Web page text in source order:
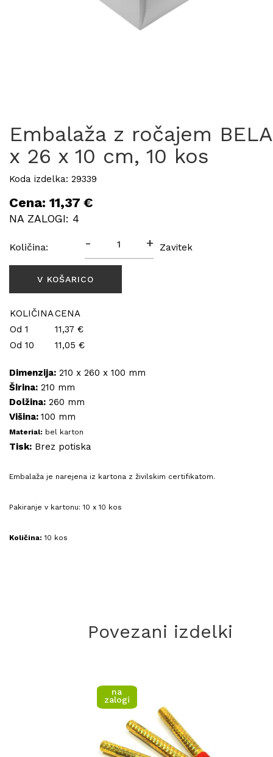
Embalaža z ročajem
x 26 x 10 cm, 10 kos
Koda izdelka: 29339
Cena: 11,37 €
NA ZALOGI: 4
Količina: - + Zavitek
KOLIČINACENA
Od 1
11,37 €
Od 10
11,05 €
Dimenzija: 210 x 260 x 100 mm
Širina: 210 mm
Dolžina: 260 mm
Višina: 100 mm
Material: bel karton
Tisk: Brez potiska
Embalaža je narejena iz kartona z živilskim certifikatom.
Pakiranje v kartonu: 10 x 10 kos
Količina: 10 kos
Povezani izdelki
na
zalogi